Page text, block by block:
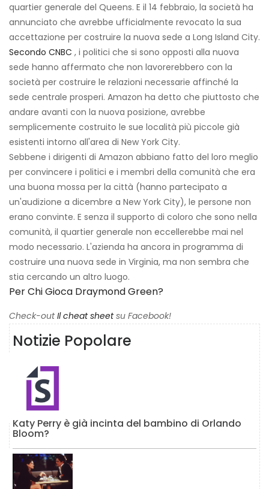
quartier generale del Queens. E il 14 febbraio, la società ha
annunciato che avrebbe ufficialmente revocato la sua
accettazione per costruire la nuova sede a Long Island City.
Secondo CNBC , i politici che si sono opposti alla nuova
sede hanno affermato che non lavorerebbero con la
società per costruire le relazioni necessarie affinché la
sede centrale prosperi. Amazon ha detto che piuttosto che
andare avanti con la nuova posizione, avrebbe
semplicemente costruito le sue località più piccole già
esistenti intorno all'area di New York City.
Sebbene i dirigenti di Amazon abbiano fatto del loro meglio
per convincere i politici e i membri della comunità che era
una buona mossa per la città (hanno partecipato a
un'audizione a dicembre a New York City), le persone non
erano convinte. E senza il supporto di coloro che sono nella
comunità, il quartier generale non eccellerebbe mai nel
modo necessario. L'azienda ha ancora in programma di
costruire una nuova sede in Virginia, ma non sembra che
stia cercando un altro luogo.
Per Chi Gioca Draymond Green?
Check-out Il cheat sheet su Facebook!
Notizie Popolare
Katy Perry è già incinta del bambino di Orlando
Bloom?